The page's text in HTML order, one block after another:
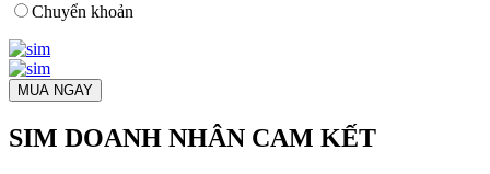
Chuyển khoản
MUA NGAY
SIM DOANH NHÂN CAM KẾT